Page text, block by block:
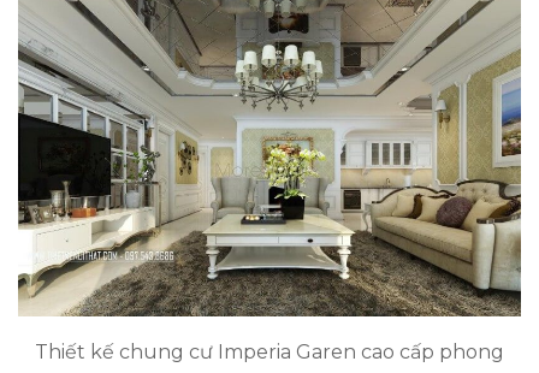
Thiết kế chung cư Imperia Garen cao cấp phong